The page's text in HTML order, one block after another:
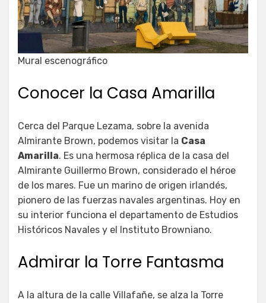
Mural escenográfico
Conocer la Casa Amarilla
Cerca del Parque Lezama, sobre la avenida
Almirante Brown, podemos visitar la Casa
Amarilla. Es una hermosa réplica de la casa del
Almirante Guillermo Brown, considerado el héroe
de los mares. Fue un marino de origen irlandés,
pionero de las fuerzas navales argentinas. Hoy en
su interior funciona el departamento de Estudios
Históricos Navales y el Instituto Browniano.
Admirar la Torre Fantasma
A la altura de la calle Villafañe, se alza la Torre